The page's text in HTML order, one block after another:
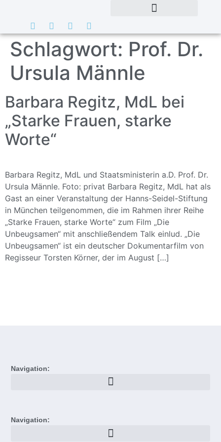
Schlagwort: Prof. Dr.
Ursula Männle
Barbara Regitz, MdL bei
„Starke Frauen, starke
Worte“
Barbara Regitz, MdL und Staatsministerin a.D. Prof. Dr.
Ursula Männle. Foto: privat Barbara Regitz, MdL hat als
Gast an einer Veranstaltung der Hanns-Seidel-Stiftung
in München teilgenommen, die im Rahmen ihrer Reihe
„Starke Frauen, starke Worte“ zum Film „Die
Unbeugsamen“ mit anschließendem Talk einlud. „Die
Unbeugsamen“ ist ein deutscher Dokumentarfilm von
Regisseur Torsten Körner, der im August […]
Navigation:
Navigation: